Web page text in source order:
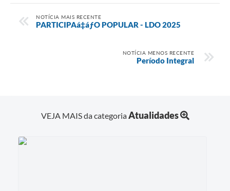
NOTÍCIA MAIS RECENTE
PARTICIPAá‡áƒO POPULAR - LDO 2025
NOTÍCIA MENOS RECENTE
Período Integral
VEJA MAIS da categoriaAtualidades